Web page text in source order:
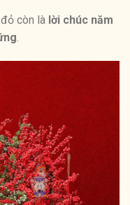
còn là lời chúc năm
.